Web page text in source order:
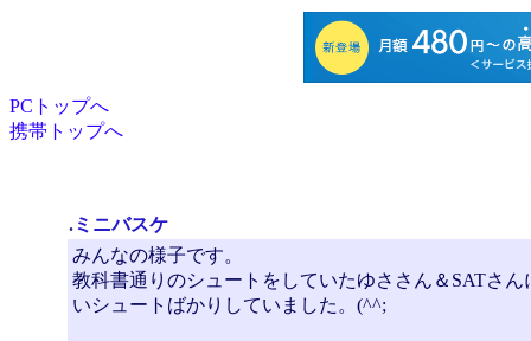
PCトップへ
携帯トップへ
.ミニバスケ
みんなの様子です。
教科書通りのシュートをしていたゆささん＆SATさ
いシュートばかりしていました。(^^;